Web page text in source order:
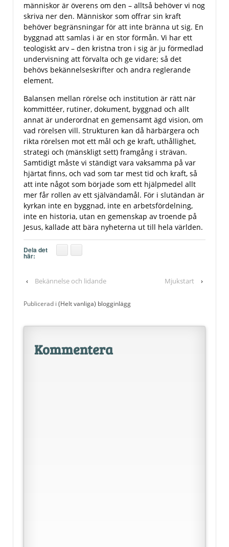
människor är överens om den – alltså behöver vi nog
skriva ner den. Människor som offrar sin kraft
behöver begränsningar för att inte bränna ut sig. En
byggnad att samlas i är en stor förmån. Vi har ett
teologiskt arv – den kristna tron i sig är ju förmedlad
undervisning att förvalta och ge vidare; så det
behövs bekännelseskrifter och andra reglerande
element.
Balansen mellan rörelse och institution är rätt när
kommittéer, rutiner, dokument, byggnad och allt
annat är underordnat en gemensamt ägd vision, om
vad rörelsen vill. Strukturen kan då härbärgera och
rikta rörelsen mot ett mål och ge kraft, uthållighet,
strategi och (mänskligt sett) framgång i strävan.
Samtidigt måste vi ständigt vara vaksamma på var
hjärtat finns, och vad som tar mest tid och kraft, så
att inte något som började som ett hjälpmedel allt
mer får rollen av ett självändamål. För i slutändan är
kyrkan inte en byggnad, inte en arbetsfördelning,
inte en historia, utan en gemenskap av troende på
Jesus, kallade att bära nyheterna ut till hela världen.
Dela det
här:
‹ Bekännelse och lidande Mjukstart ›
Publicerad i (Helt vanliga) blogginlägg
Kommentera